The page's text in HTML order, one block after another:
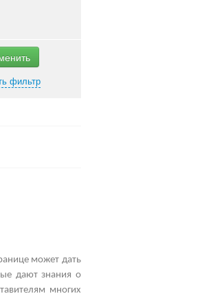
фильтр
может дать
дают знания о
многих